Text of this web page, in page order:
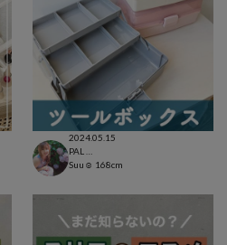
2024.05.15
Suu☺︎ 168cm